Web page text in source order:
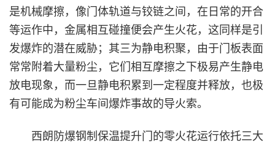
是机械摩擦，像门体轨道与铰链之间，在日常的开合
等运作中，金属相互碰撞便会产生火花，这同样是引
发爆炸的潜在威胁；其三为静电积聚，由于门板表面
常常附着大量粉尘，它们相互摩擦之下极易产生静电
放电现象，而一旦静电积累到一定程度并释放，也极
有可能成为粉尘车间爆炸事故的导火索。
西朗防爆钢制保温提升门的零火花运行依托三大